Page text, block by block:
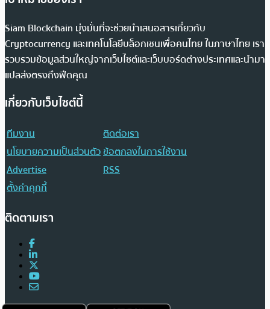
Siam Blockchain มุ่งมั่นที่จะช่วยนำเสนอสารเกี่ยวกับ
Cryptocurrency และเทคโนโลยีบล็อกเชนเพื่อคนไทย ในภาษาไทย เรา
รวบรวมข้อมูลส่วนใหญ่จากเว็บไซต์และเว็บบอร์ดต่างประเทศและนำมา
แปลส่งตรงถึงฟีดคุณ
เกี่ยวกับเว็บไซต์นี้
ทีมงาน
ติดต่อเรา
นโยบายความเป็นส่วนตัวข้อตกลงในการใช้งาน
Advertise
RSS
ตั้งค่าคุกกี้
ติดตามเรา